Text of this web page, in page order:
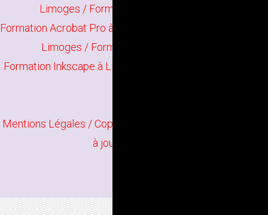
Limoges / Formation Indesign à Limoges
Formation Acrobat Pro à Limoges
Limoges / Formation Scribus à Limoges
Formation Inkscape à Limoges
Mentions Légales / Copyright
à jour en juin 2026